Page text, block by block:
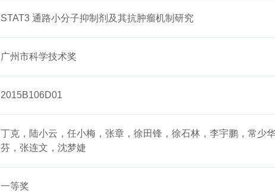
STAT3 通路小分子抑制剂及其抗肿瘤机制研究
广州市科学技术奖
2015B106D01
丁克，陆小云，任小梅，张章，徐田锋，徐石林，李宇鹏，常少
芬，张连文，沈梦婕
一等奖